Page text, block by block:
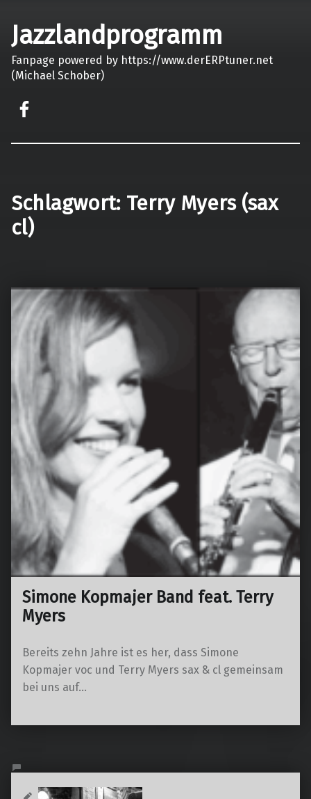
Jazzlandprogramm
Fanpage powered by https://www.derERPtuner.net
(Michael Schober)
Schlagwort: Terry Myers (sax
cl)
Simone Kopmajer Band feat. Terry
Myers
Bereits zehn Jahre ist es her, dass Simone
Kopmajer voc und Terry Myers sax & cl gemeinsam
bei uns auf…